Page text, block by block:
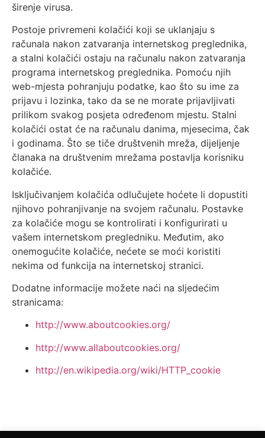
širenje virusa.
Postoje privremeni kolačići koji se uklanjaju s
računala nakon zatvaranja internetskog preglednika,
a stalni kolačići ostaju na računalu nakon zatvaranja
programa internetskog preglednika. Pomoću njih
web-mjesta pohranjuju podatke, kao što su ime za
prijavu i lozinka, tako da se ne morate prijavljivati
prilikom svakog posjeta određenom mjestu. Stalni
kolačići ostat će na računalu danima, mjesecima, čak
i godinama. Što se tiče društvenih mreža, dijeljenje
članaka na društvenim mrežama postavlja korisniku
kolačiće.
Isključivanjem kolačića odlučujete hoćete li dopustiti
njihovo pohranjivanje na svojem računalu. Postavke
za kolačiće mogu se kontrolirati i konfigurirati u
vašem internetskom pregledniku. Međutim, ako
onemogućite kolačiće, nećete se moći koristiti
nekima od funkcija na internetskoj stranici.
Dodatne informacije možete naći na sljedećim
stranicama:
http://www.aboutcookies.org/
http://www.allaboutcookies.org/
http://en.wikipedia.org/wiki/HTTP_cookie